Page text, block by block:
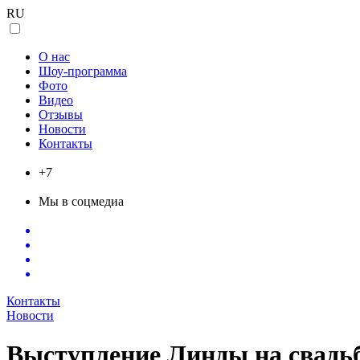
RU
О нас
Шоу-программа
Фото
Видео
Отзывы
Новости
Контакты
+7
Мы в соцмедиа
Контакты
Новости